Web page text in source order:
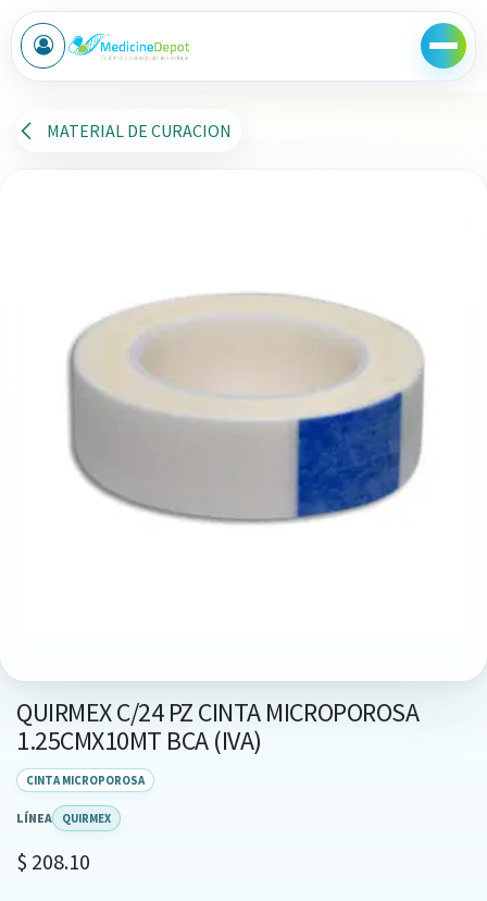
Ir al contenido
MATERIAL DE CURACION
QUIRMEX C/24 PZ CINTA MICROPOROSA
1.25CMX10MT BCA (IVA)
CINTA MICROPOROSA
LÍNEA QUIRMEX
$ 208.10